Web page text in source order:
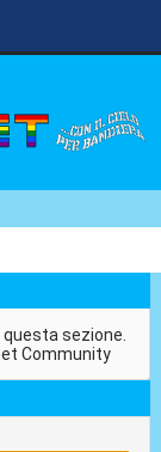
sezione.
Community